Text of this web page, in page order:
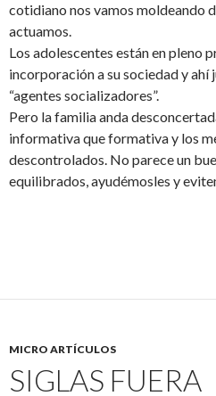
cotidiano nos vamos moldeando
actuamos.
Los adolescentes están en pleno
incorporación a su sociedad y ahí
“agentes socializadores”.
Pero la familia anda
informativa que formativa y los
descontrolados. No parece un
equilibrados, ayudémosles y
MICRO ARTÍCULOS
SIGLAS FUERA